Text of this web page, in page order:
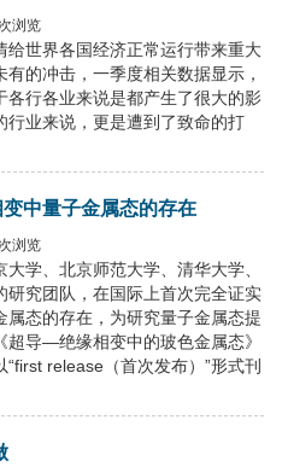
浏览
世界各国经济正常运行带来重大
的冲击，一季度相关数据显示，
各行各业来说是都产生了很大的影
业来说，更是遭到了致命的打
中量子金属态的存在
浏览
学、北京师范大学、清华大学、
研究团队，在国际上首次完全证实
态的存在，为研究量子金属态提
导—绝缘相变中的玻色金属态》
release（首次发布）”形式刊